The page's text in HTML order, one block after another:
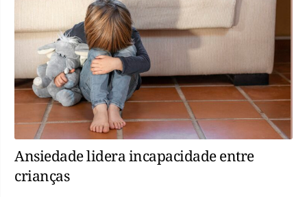
Ansiedade lidera incapacidade entre
crianças